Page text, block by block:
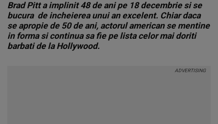
Brad Pitt a implinit 48 de ani pe 18 decembrie si se
bucura de incheierea unui an excelent. Chiar daca
se apropie de 50 de ani, actorul american se mentine
in forma si continua sa fie pe lista celor mai doriti
barbati de la Hollywood.